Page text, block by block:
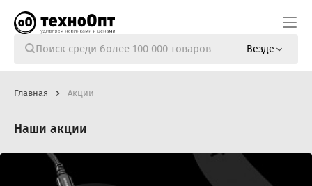
Везде
Главная Акции
Наши акции